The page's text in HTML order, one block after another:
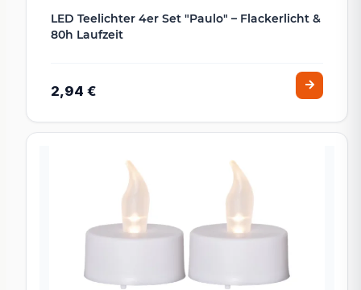
LED Teelichter 4er Set "Paulo" – Flackerlicht &
80h Laufzeit
2,94 €